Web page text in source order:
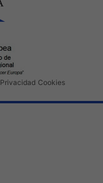
Privacidad Cookies